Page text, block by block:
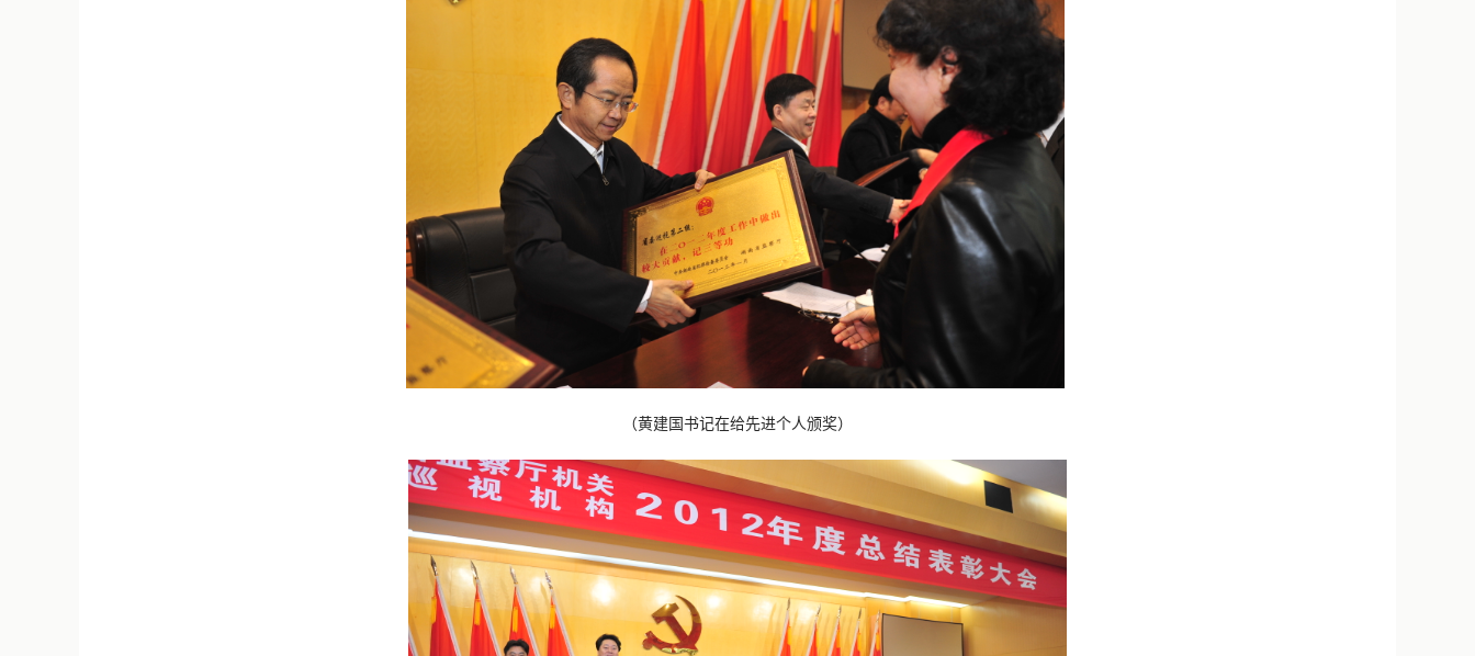
（黄建国书记在给先进个人颁奖）